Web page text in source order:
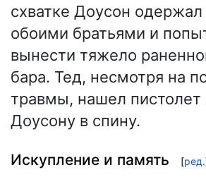
схватке Доусон одержал
обоими братьями и
вынести тяжело
бара. Тед, несмотря на
травмы, нашел пистолет
Доусону в спину.
Искупление и память [ред.